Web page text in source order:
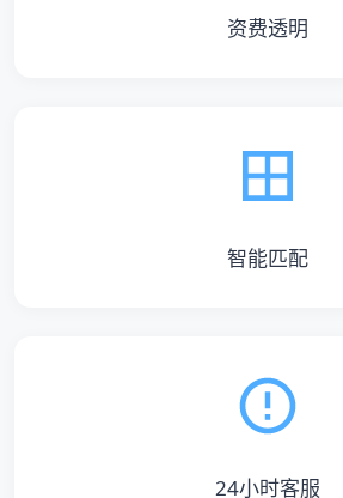
资费透明
智能匹配
24小时客服